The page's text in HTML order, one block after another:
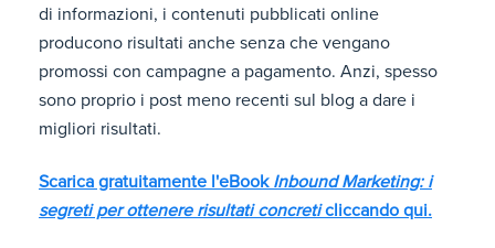
di informazioni, i contenuti pubblicati online
producono risultati anche senza che vengano
promossi con campagne a pagamento. Anzi, spesso
sono proprio i post meno recenti sul blog a dare i
migliori risultati.
Scarica gratuitamente l'eBookInbound Marketing: i
segreti per ottenere risultati concreticliccando qui.